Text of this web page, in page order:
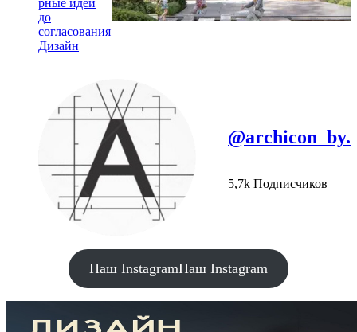
до
согласования
Дизайн
@archicon_by.
5,7k Подписчиков
Наш InstagramНаш Instagram